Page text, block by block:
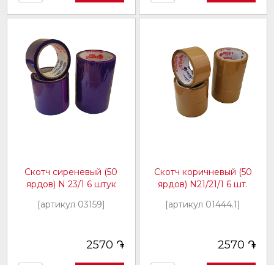
Скотч сиреневый (50
ярдов) N 23/1 6 штук
[артикул 03159]
2570 ֏
Скотч коричневый (50
ярдов) N21/21/1 6 шт.
[артикул 01444.1]
2570 ֏